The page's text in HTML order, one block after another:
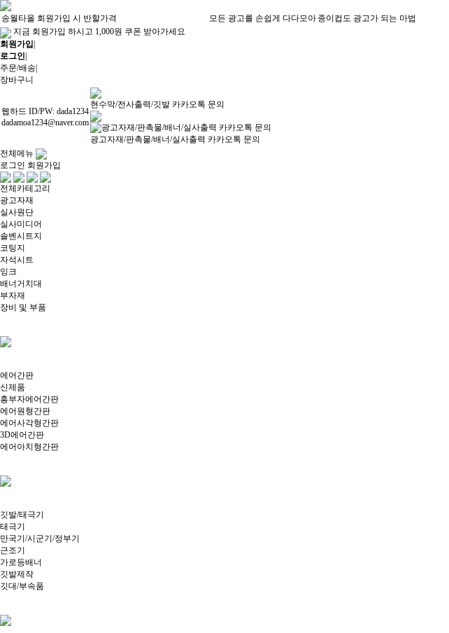
송월타올 회원가입 시 반할가격 모든 광고를 손쉽게 다다모아 종이컵도 광고가 되는 마법
지금 회원가입 하시고 1,000원 쿠폰 받아가세요
회원가입|
로그인|
주문/배송|
장바구니
웹하드 ID/PW: dada1234
dadamoa1234@naver.com
현수막/전사출력/깃발 카카오톡 문의
광고자재/판촉물/배너/실사출력 카카오톡 문의
전체메뉴
로그인 회원가입
전체카테고리
광고자재
실사원단
실사미디어
솔벤시트지
코팅지
자석시트
잉크
배너거치대
부자재
장비 및 부품
에어간판
신제품
흥부자에어간판
에어원형간판
에어사각형간판
3D에어간판
에어아치형간판
깃발/태극기
태극기
만국기/시군기/정부기
근조기
가로등배너
깃발제작
깃대/부속품